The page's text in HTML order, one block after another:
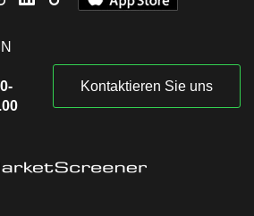
Kontaktieren Sie uns